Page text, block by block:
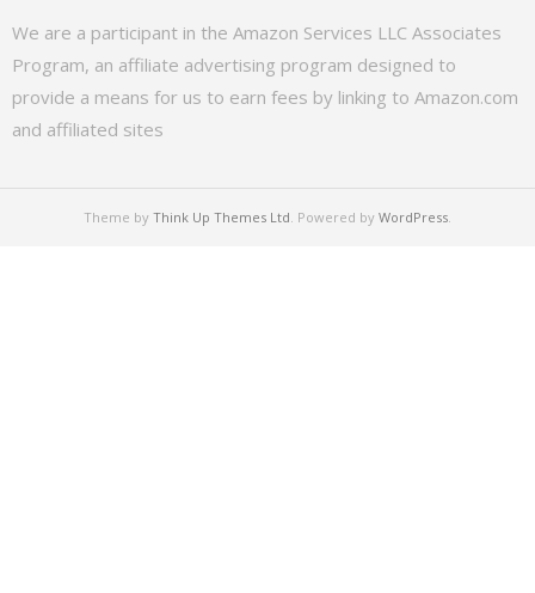
We are a participant in the Amazon Services LLC Associates
Program, an affiliate advertising program designed to
provide a means for us to earn fees by linking to Amazon.com
and affiliated sites
Theme by Think Up Themes Ltd . Powered by WordPress